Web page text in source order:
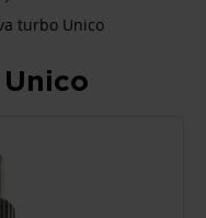
turbo Unico